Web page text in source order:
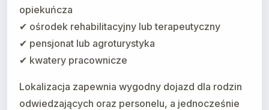
opiekuńcza
✔ ośrodek rehabilitacyjny lub terapeutyczny
✔ pensjonat lub agroturystyka
✔ kwatery pracownicze
Lokalizacja zapewnia wygodny dojazd dla rodzin
odwiedzających oraz personelu, a jednocześnie